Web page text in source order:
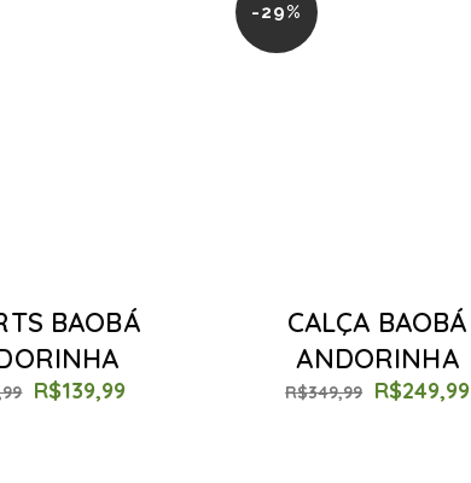
BAOBÁ
R$139,99
-29%
CALÇA BAOBÁ
ANDORINHA
R$349,99 R$249,99